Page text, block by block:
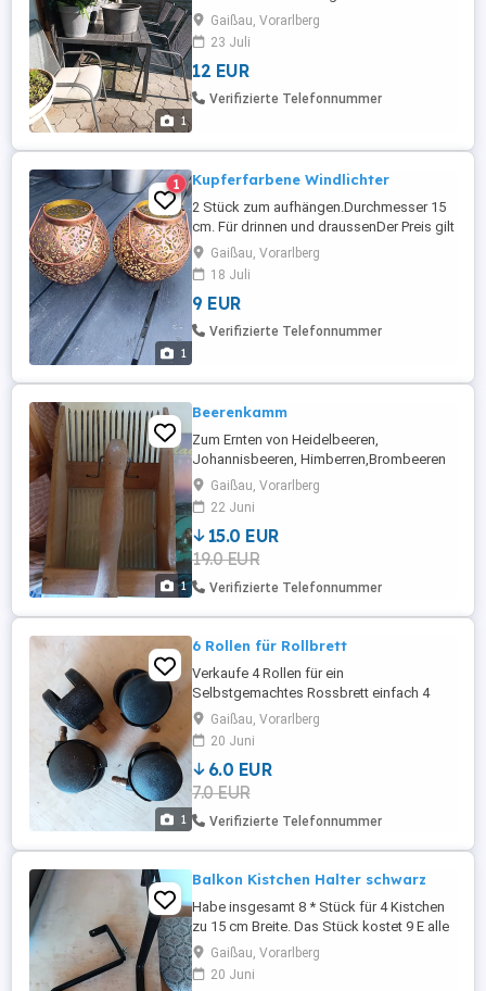
1
29.90 gekostet. Selbstabholung.
Gaißau, Vorarlberg
23 Juli
12 EUR
Verifizierte Telefonnummer
1
1 Kupferfarbene Windlichter
2 Stück zum aufhängen.Durchmesser 15
cm. Für drinnen und draussenDer Preis gilt
pro Stück
Gaißau, Vorarlberg
18 Juli
9 EUR
Verifizierte Telefonnummer
1
Beerenkamm
Zum Ernten von Heidelbeeren,
Johannisbeeren, Himberren,Brombeeren
Versand innerhalb Österreichs gegen 6 E
Aufpreis möglich..
Gaißau, Vorarlberg
22 Juni
15.0 EUR
19.0 EUR
Verifizierte Telefonnummer
1
6 Rollen für Rollbrett
Verkaufe 4 Rollen für ein
Selbstgemachtes Rossbrett einfach 4
Löcher in ein viereckiges Brett bohren
Rollen rein stecken fertig ist der Blumen
Roller nach Wunschgröße. Preis gilt für
alle 4zusammen
Gaißau, Vorarlberg
20 Juni
6.0 EUR
7.0 EUR
Verifizierte Telefonnummer
Balkon Kistchen Halter schwarz
Habe insgesamt 8 * Stück für 4 Kistchen
zu 15 cm Breite. Das Stück kostet 9 E alle
zusammen 50Metall Selbstabholung
Gaißau, Vorarlberg
20 Juni